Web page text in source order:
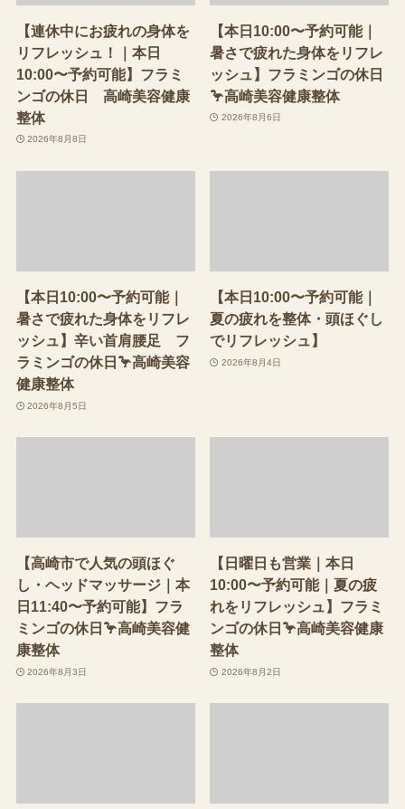
【連休中にお疲れの身体を
リフレッシュ！｜本日
10:00〜予約可能】フラミ
ンゴの休日 高崎美容健康
整体
2026年8月8日
【本日10:00〜予約可能｜
暑さで疲れた身体をリフレ
ッシュ】フラミンゴの休日
🦩高崎美容健康整体
2026年8月6日
【本日10:00〜予約可能｜
暑さで疲れた身体をリフレ
ッシュ】辛い首肩腰足 フ
ラミンゴの休日🦩高崎美容
健康整体
2026年8月5日
【本日10:00〜予約可能｜
夏の疲れを整体・頭ほぐし
でリフレッシュ】
2026年8月4日
【高崎市で人気の頭ほぐ
し・ヘッドマッサージ｜本
日11:40〜予約可能】フラ
ミンゴの休日🦩高崎美容健
康整体
2026年8月3日
【日曜日も営業｜本日
10:00〜予約可能｜夏の疲
れをリフレッシュ】フラミ
ンゴの休日🦩高崎美容健康
整体
2026年8月2日